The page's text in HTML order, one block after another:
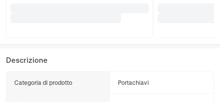
Descrizione
Categoria di prodotto Portachiavi